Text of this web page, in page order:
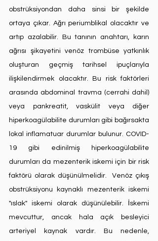
obstrüksiyondan daha sinsi bir şekilde
ortaya çıkar. Ağrı periumblikal olacaktır ve
artıp azalabilir. Bu tanının anahtarı, karın
ağrısı şikayetini venöz trombüse yatkınlık
oluşturan geçmiş tarihsel ipuçlarıyla
ilişkilendirmek olacaktır. Bu risk faktörleri
arasında abdominal travma (cerrahi dahil)
veya pankreatit, vaskülit veya diğer
hiperkoagülabilite durumları gibi bağırsakta
lokal inflamatuar durumlar bulunur. COVID-
19 gibi edinilmiş hiperkoagülabilite
durumları da mezenterik iskemi için bir risk
faktörü olarak düşünülmelidir.  Venöz çıkış
obstrüksiyonu kaynaklı mezenterik iskemi
"ıslak" iskemi olarak düşünülebilir. İskemi
mevcuttur, ancak hala açık besleyici
arteriyel kaynak vardır. Bu nedenle,